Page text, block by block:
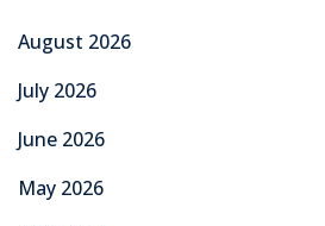
August 2026
July 2026
June 2026
May 2026